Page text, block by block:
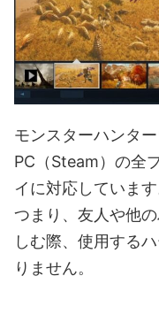
モンスターハンタ
PC（Steam）の全
イに対応しています
つまり、友人や他
しむ際、使用する
りません。